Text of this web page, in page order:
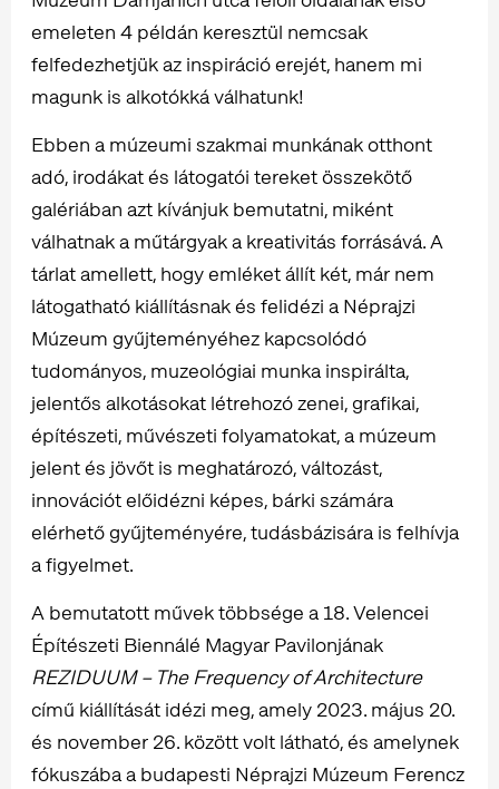
emeleten 4 példán keresztül nemcsak
felfedezhetjük az inspiráció erejét, hanem mi
magunk is alkotókká válhatunk!
Ebben a múzeumi szakmai munkának otthont
adó, irodákat és látogatói tereket összekötő
galériában azt kívánjuk bemutatni, miként
válhatnak a műtárgyak a kreativitás forrásává. A
tárlat amellett, hogy emléket állít két, már nem
látogatható kiállításnak és felidézi a Néprajzi
Múzeum gyűjteményéhez kapcsolódó
tudományos, muzeológiai munka inspirálta,
jelentős alkotásokat létrehozó zenei, grafikai,
építészeti, művészeti folyamatokat, a múzeum
jelent és jövőt is meghatározó, változást,
innovációt előidézni képes, bárki számára
elérhető gyűjteményére, tudásbázisára is felhívja
a figyelmet.
A bemutatott művek többsége a 18. Velencei
Építészeti Biennálé Magyar Pavilonjának
REZIDUUM – The Frequency of Architecture
című kiállítását idézi meg, amely 2023. május 20.
és november 26. között volt látható, és amelynek
fókuszába a budapesti Néprajzi Múzeum Ferencz